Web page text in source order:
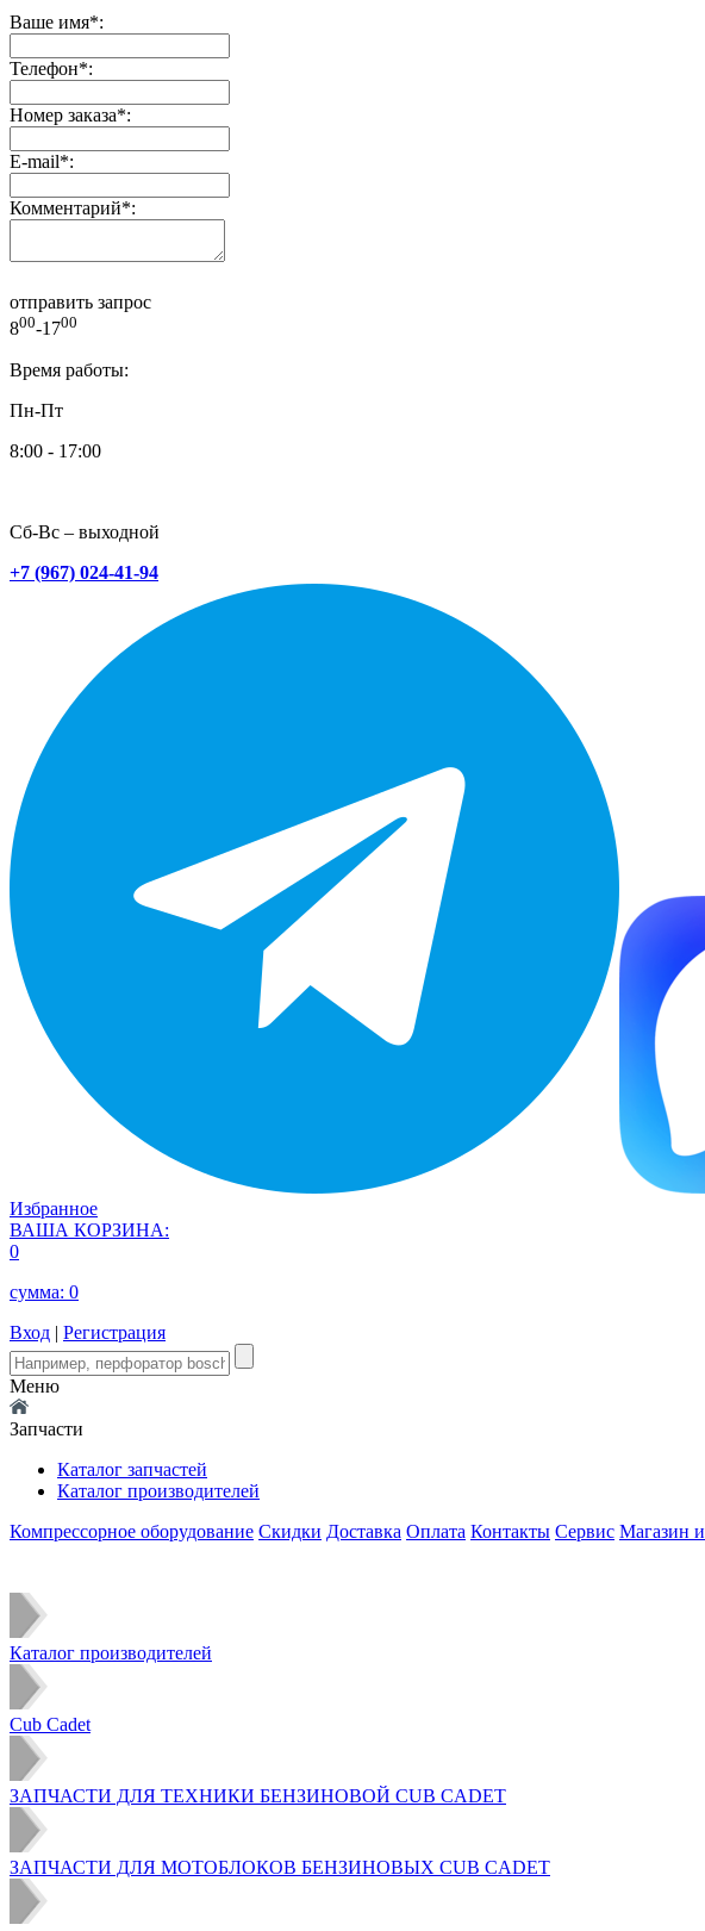
Ваше имя*:
Телефон*:
Номер заказа*:
E-mail*:
Комментарий*:
отправить запрос
800-1700
Время работы:
Пн-Пт
8:00 - 17:00
Сб-Вс – выходной
+7 (967) 024-41-94
Избранное
ВАША КОРЗИНА:
0
сумма: 0
Вход | Регистрация
Меню
Запчасти
Каталог запчастей
Каталог производителей
Компрессорное оборудование Скидки Доставка Оплата Контакты Сервис Магазин
Каталог производителей
Cub Cadet
ЗАПЧАСТИ ДЛЯ ТЕХНИКИ БЕНЗИНОВОЙ CUB CADET
ЗАПЧАСТИ ДЛЯ МОТОБЛОКОВ БЕНЗИНОВЫХ CUB CADET